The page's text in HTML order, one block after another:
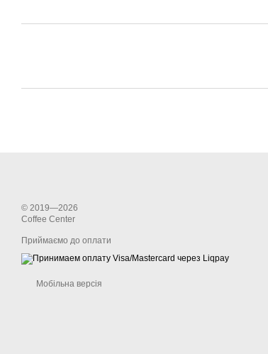
© 2019—2026
Coffee Center
Приймаємо до оплати
Мобільна версія